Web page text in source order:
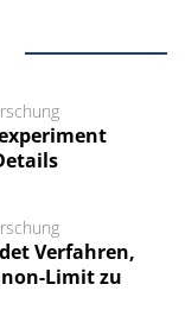
Verfahren,
Limit zu